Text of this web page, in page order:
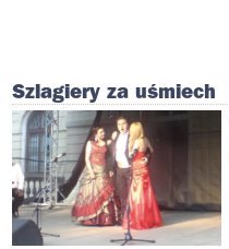
Szlagiery za uśmiech